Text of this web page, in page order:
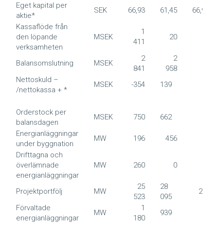
Eget kapital per
aktie*
SEK 66,93 61,45
66,93
Kassaflöde från
den löpande
verksamheten
MSEK
1
411
20
Balansomslutning MSEK
2
841
2
958
Nettoskuld –
/nettokassa + *
MSEK -354 139
Orderstock per
balansdagen
MSEK 750 662
Energianläggningar
under byggnation
MW 196 456
Drifttagna och
överlämnade
energianläggningar
MW 260 0
Projektportfölj MW
25
523
28
095
25
Förvaltade
energianläggningar
MW
1
180
939